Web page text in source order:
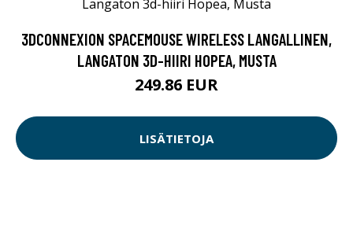
3DCONNEXION SPACEMOUSE WIRELESS LANGALLINEN,
LANGATON 3D-HIIRI HOPEA, MUSTA
249.86 EUR
LISÄTIETOJA